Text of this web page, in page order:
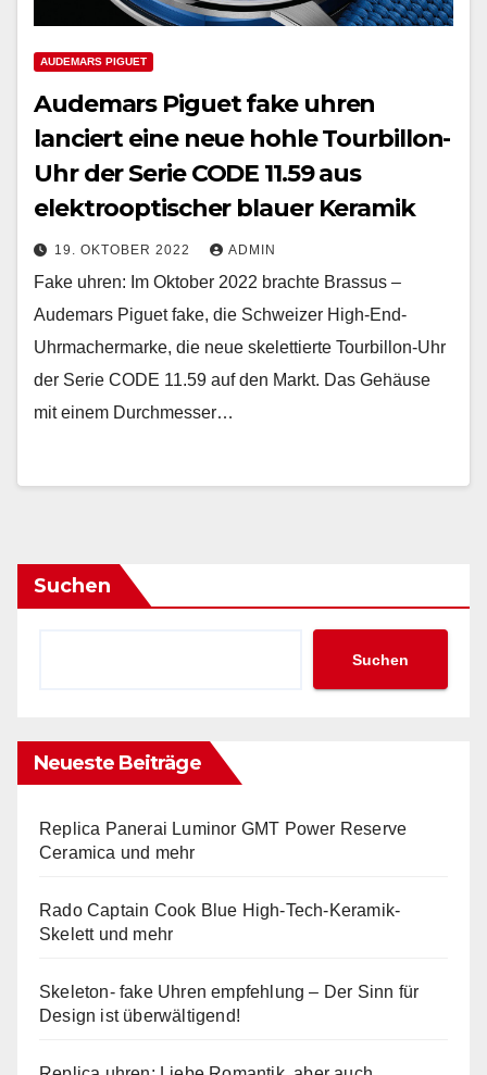
AUDEMARS PIGUET
Audemars Piguet fake uhren
lanciert eine neue hohle Tourbillon-
Uhr der Serie CODE 11.59 aus
elektrooptischer blauer Keramik
19. OKTOBER 2022 ADMIN
Fake uhren: Im Oktober 2022 brachte Brassus –
Audemars Piguet fake, die Schweizer High-End-
Uhrmachermarke, die neue skelettierte Tourbillon-Uhr
der Serie CODE 11.59 auf den Markt. Das Gehäuse
mit einem Durchmesser…
Suchen
Suchen
Neueste Beiträge
Replica Panerai Luminor GMT Power Reserve
Ceramica und mehr
Rado Captain Cook Blue High-Tech-Keramik-
Skelett und mehr
Skeleton- fake Uhren empfehlung – Der Sinn für
Design ist überwältigend!